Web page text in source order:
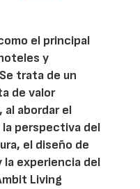
el principal
y
trata de un
de valor
abordar el
perspectiva del
el diseño de
experiencia del
Living